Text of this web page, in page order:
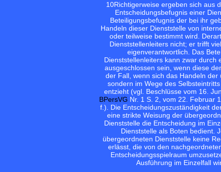
10Richtigerweise ergeben sich aus
Entscheidungsbefugnis einer
Beteiligungsbefugnis der bei ihr
Handeln dieser Dienststelle von
oder teilweise bestimmt wird.
Dienststellenleiters nicht; er trifft
eigenverantwortlich. Das
Dienststellenleiters kann zwar durch
ausgeschlossen sein, wenn diese
der Fall, wenn sich das Handeln
sondern im Wege des
entzieht (vgl. Beschlüsse vom 16.
BPersVG Nr. 1 S. 2, vom 22. Februar
f.). Die Entscheidungszuständigkeit
eine strikte Weisung der
Dienststelle die Entscheidung im
Dienststelle als Boten bedient.
übergeordneten Dienststelle keine
erlässt, die von den
Entscheidungsspielraum
Ausführung im Einzelfall